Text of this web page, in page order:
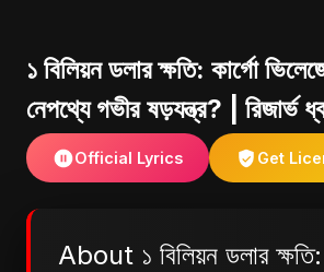
১ বিলিয়ন ডলার ক্ষতি: কার্গো
নেপথ্যে গভীর ষড়যন্ত্র? | রিজার্ভ
Official Lyrics Get
About ১ বিলিয়ন ডলার ক্ষতি: